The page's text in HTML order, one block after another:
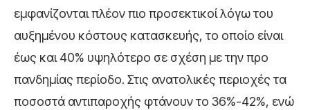
εμφανίζονται πλέον πιο προσεκτικοί λόγω του
αυξημένου κόστους κατασκευής, το οποίο είναι
έως και 40% υψηλότερο σε σχέση με την προ
πανδημίας περίοδο. Στις ανατολικές περιοχές τα
ποσοστά αντιπαροχής φτάνουν το 36%-42%, ενώ